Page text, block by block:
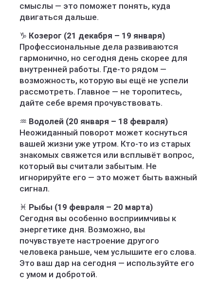
смыслы — это поможет понять, куда
двигаться дальше.
♑ Козерог (21 декабря – 19 января)
Профессиональные дела развиваются
гармонично, но сегодня день скорее для
внутренней работы. Где-то рядом —
возможность, которую вы ещё не успели
рассмотреть. Главное — не торопитесь,
дайте себе время прочувствовать.
♒ Водолей (20 января – 18 февраля)
Неожиданный поворот может коснуться
вашей жизни уже утром. Кто-то из старых
знакомых свяжется или всплывёт вопрос,
который вы считали забытым. Не
игнорируйте его — это может быть важный
сигнал.
♓ Рыбы (19 февраля – 20 марта)
Сегодня вы особенно восприимчивы к
энергетике дня. Возможно, вы
почувствуете настроение другого
человека раньше, чем услышите его слова.
Это ваш дар на сегодня — используйте его
с умом и добротой.